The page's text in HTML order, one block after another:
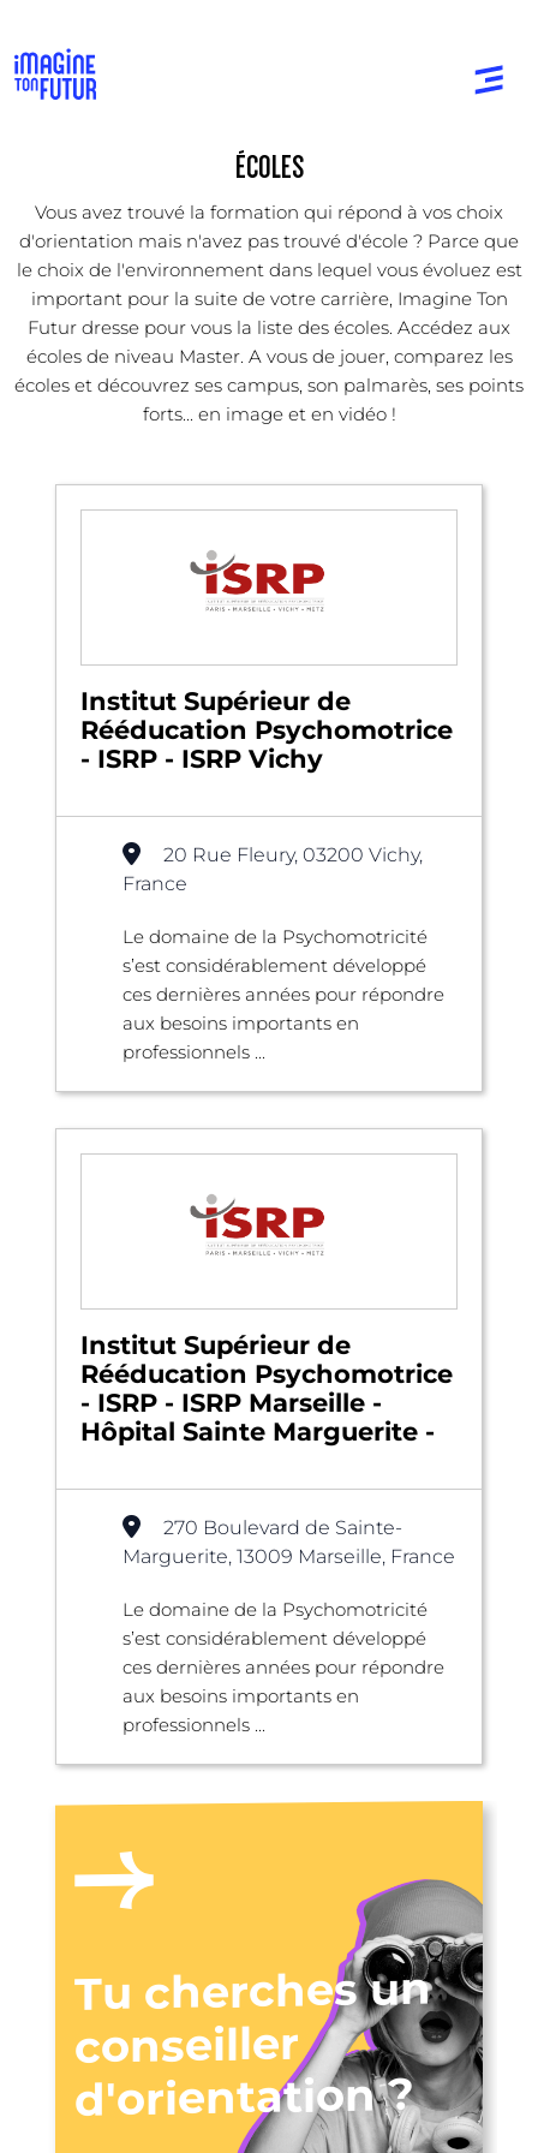
ÉCOLES
Vous avez trouvé la formation qui répond à vos choix
d'orientation mais n'avez pas trouvé d'école ? Parce que
le choix de l'environnement dans lequel vous évoluez est
important pour la suite de votre carrière, Imagine Ton
Futur dresse pour vous la liste des écoles. Accédez aux
écoles de niveau Master. A vous de jouer, comparez les
écoles et découvrez ses campus, son palmarès, ses points
forts... en image et en vidéo !
Institut Supérieur de
Rééducation Psychomotrice
- ISRP - ISRP Vichy
20 Rue Fleury, 03200 Vichy,
France
Le domaine de la Psychomotricité
s’est considérablement développé
ces dernières années pour répondre
aux besoins importants en
professionnels ...
Institut Supérieur de
Rééducation Psychomotrice
- ISRP - ISRP Marseille -
Hôpital Sainte Marguerite -
270 Boulevard de Sainte-
Marguerite, 13009 Marseille, France
Le domaine de la Psychomotricité
s’est considérablement développé
ces dernières années pour répondre
aux besoins importants en
professionnels ...
Tu cherches un
conseiller
d'orientation ?